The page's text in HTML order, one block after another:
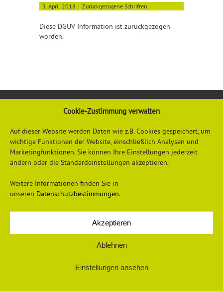
Cookie-Zustimmung verwalten
Auf dieser Website werden Daten wie z.B. Cookies gespeichert, um
wichtige Funktionen der Website, einschließlich Analysen und
Marketingfunktionen. Sie können Ihre Einstellungen jederzeit
ändern oder die Standardeinstellungen akzeptieren.
Weitere Informationen finden Sie in
unseren Datenschutzbestimmungen.
Akzeptieren
Ablehnen
Einstellungen ansehen
3. April 2018 Zurückgezogene Schriften
Diese DGUV Information ist zurückgezogen
worden.
© 2026 Universum Verlag